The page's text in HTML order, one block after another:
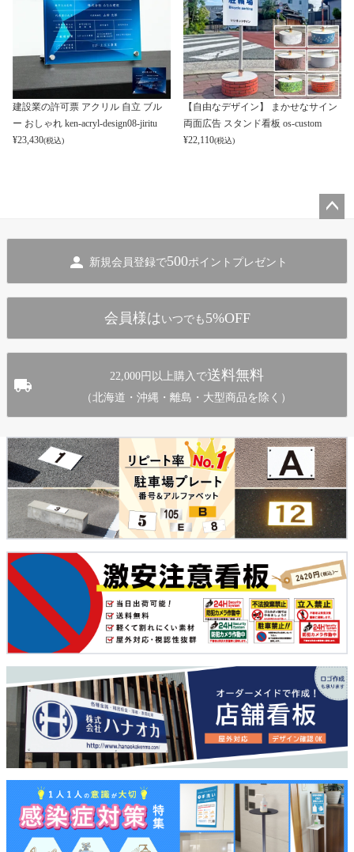
建設業の許可票 アクリル 自立 ブル
ー おしゃれ ken-acryl-design08-jiritu
¥23,430(税込)
【自由なデザイン】 まかせなサイン
両面広告 スタンド看板 os-custom
¥22,110(税込)
新規会員登録で500ポイントプレゼント
会員様は いつでも 5%OFF
22,000円以上購入で送料無料
（北海道・沖縄・離島・大型商品を除く）